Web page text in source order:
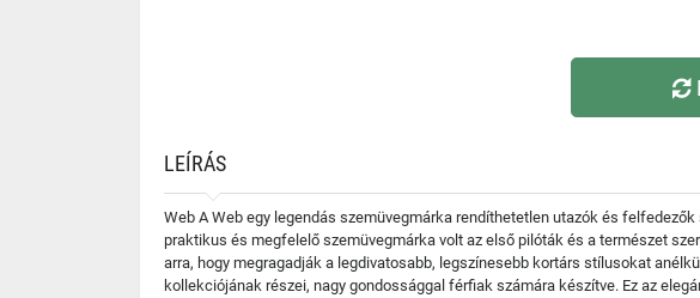
LEÍRÁS
Web A Web egy legendás szemüvegmárka rendíthetetlen utazók és
praktikus és megfelelő szemüvegmárka volt az első pilóták és a természet
arra, hogy megragadják a legdivatosabb, legszínesebb kortárs stílusokat
kollekciójának részei, nagy gondossággal férfiak számára készítve. Ez az